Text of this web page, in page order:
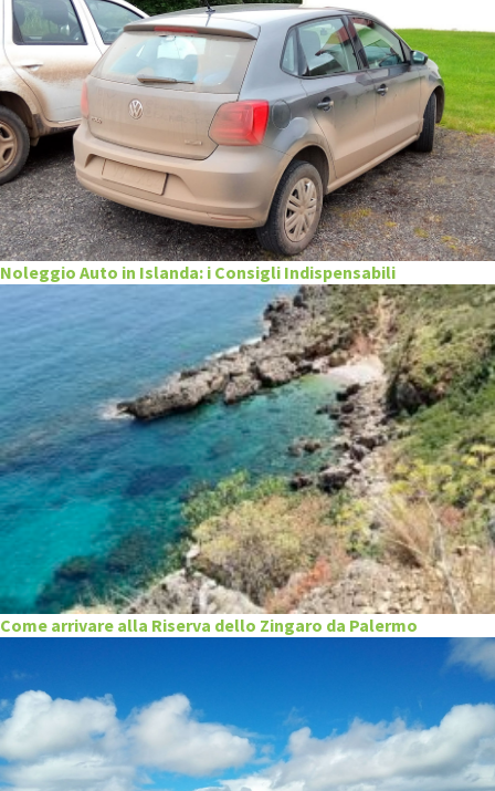
Noleggio Auto in Islanda: i Consigli Indispensabili
Come arrivare alla Riserva dello Zingaro da Palermo